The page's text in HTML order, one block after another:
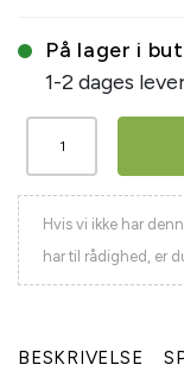
På lager i
1-2 dages
Hvis vi ikke har
har til rådighed, er
BESKRIVELSE